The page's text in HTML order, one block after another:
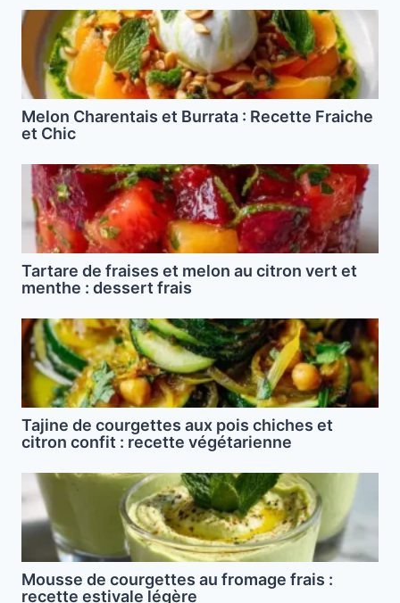
Melon Charentais et Burrata : Recette Fraiche
et Chic
Tartare de fraises et melon au citron vert et
menthe : dessert frais
Tajine de courgettes aux pois chiches et
citron confit : recette végétarienne
Mousse de courgettes au fromage frais :
recette estivale légère